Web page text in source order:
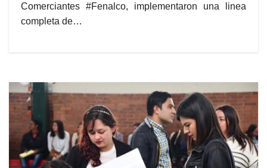
Comerciantes #Fenalco, implementaron una linea
completa de…